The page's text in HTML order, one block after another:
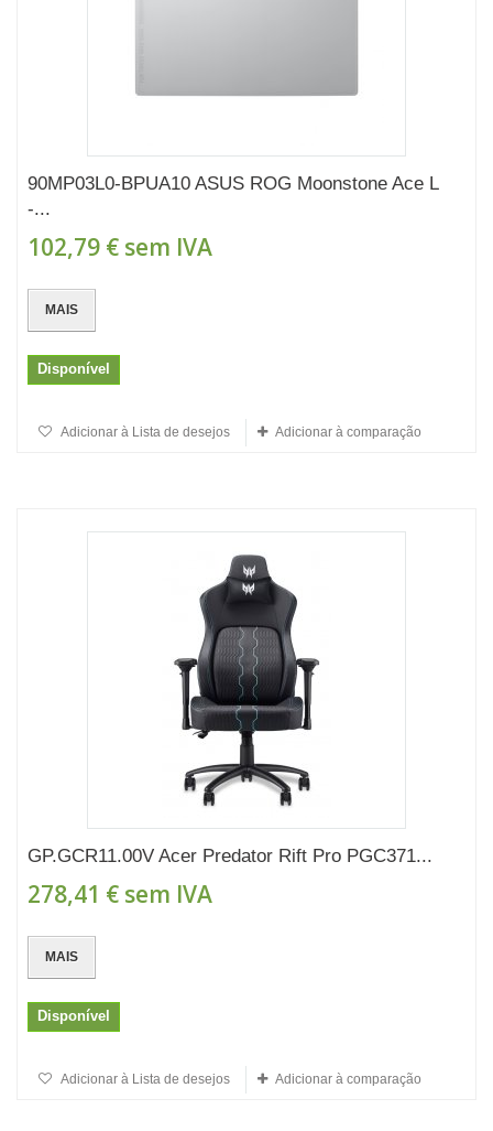
90MP03L0-BPUA10 ASUS ROG Moonstone Ace L
-...
102,79 € sem IVA
MAIS
Disponível
Adicionar à Lista de desejos Adicionar à comparação
GP.GCR11.00V Acer Predator Rift Pro PGC371...
278,41 € sem IVA
MAIS
Disponível
Adicionar à Lista de desejos Adicionar à comparação